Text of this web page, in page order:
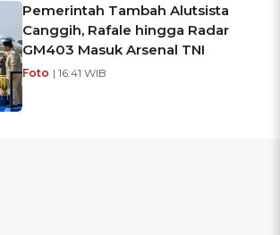
Pemerintah Tambah Alutsista
Canggih, Rafale hingga Radar
GM403 Masuk Arsenal TNI
Foto | 16:41 WIB